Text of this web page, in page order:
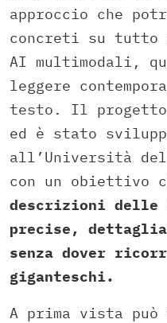
approccio che
concreti su tutto
AI multimodali,
leggere
testo. Il progetto
ed è stato
all’Università del
con un obiettivo
descrizioni delle
precise,
senza dover
giganteschi.
A prima vista può